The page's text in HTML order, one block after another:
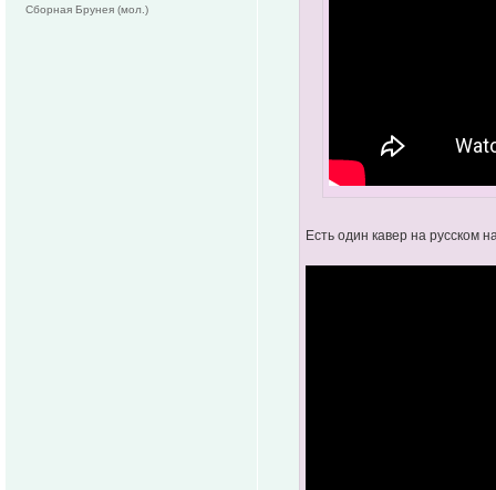
Есть один кавер на русском
Сборная Брунея (мол.)